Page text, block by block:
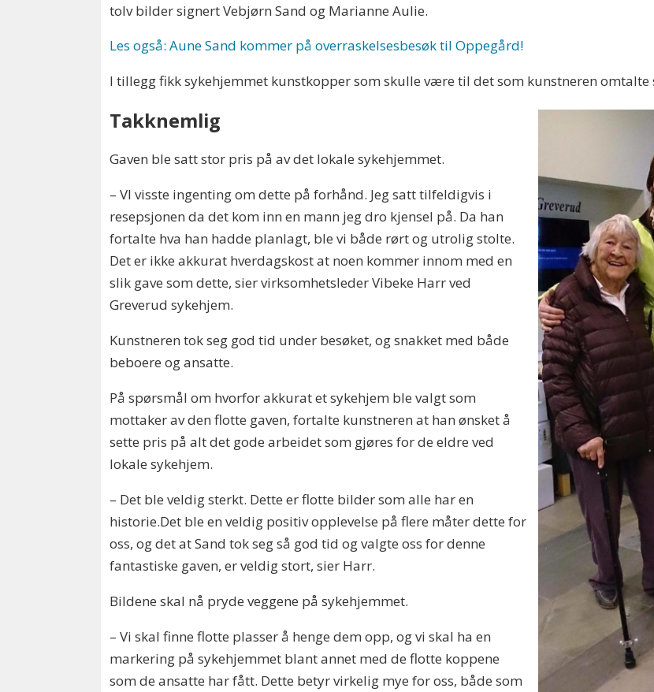
tolv bilder signert Vebjørn Sand og Marianne Aulie.
Les også: Aune Sand kommer på overraskelsesbesøk til Oppegård!
I tillegg fikk sykehjemmet kunstkopper som skulle være til det som kunstneren
Takknemlig
Gaven ble satt stor pris på av det lokale sykehjemmet.
– VI visste ingenting om dette på forhånd. Jeg satt tilfeldigvis i
resepsjonen da det kom inn en mann jeg dro kjensel på. Da han
fortalte hva han hadde planlagt, ble vi både rørt og utrolig stolte.
Det er ikke akkurat hverdagskost at noen kommer innom med en
slik gave som dette, sier virksomhetsleder Vibeke Harr ved
Greverud sykehjem.
Kunstneren tok seg god tid under besøket, og snakket med både
beboere og ansatte.
På spørsmål om hvorfor akkurat et sykehjem ble valgt som
mottaker av den flotte gaven, fortalte kunstneren at han ønsket å
sette pris på alt det gode arbeidet som gjøres for de eldre ved
lokale sykehjem.
– Det ble veldig sterkt. Dette er flotte bilder som alle har en
historie.Det ble en veldig positiv opplevelse på flere måter dette for
oss, og det at Sand tok seg så god tid og valgte oss for denne
fantastiske gaven, er veldig stort, sier Harr.
Bildene skal nå pryde veggene på sykehjemmet.
– Vi skal finne flotte plasser å henge dem opp, og vi skal ha en
markering på sykehjemmet blant annet med de flotte koppene
som de ansatte har fått. Dette betyr virkelig mye for oss, både som